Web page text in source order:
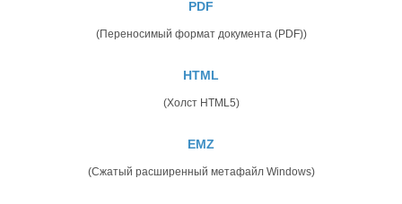
PDF
(Переносимый формат документа (PDF))
HTML
(Холст HTML5)
EMZ
(Сжатый расширенный метафайл Windows)